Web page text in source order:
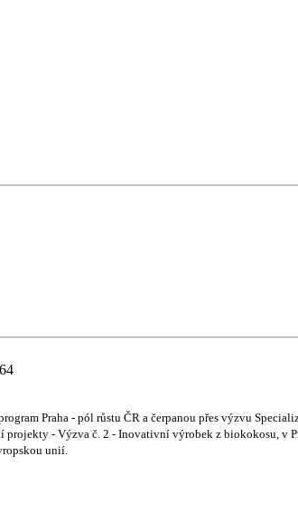
Praha - pól růstu ČR a čerpanou přes výzvu
projekty - Výzva č. 2 - Inovativní výrobek z biokokosu,
unií.